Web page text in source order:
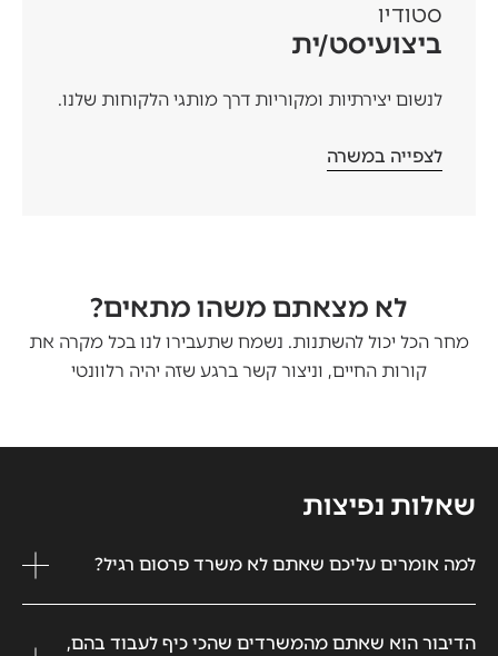
סטודיו
ביצועיסט/ית
לנשום יצירתיות ומקוריות דרך מותגי הלקוחות שלנו.
לצפייה במשרה
לא מצאתם משהו מתאים?
מחר הכל יכול להשתנות. נשמח שתעבירו לנו בכל מקרה את
קורות החיים, וניצור קשר ברגע שזה יהיה רלוונטי
שאלות נפיצות
למה אומרים עליכם שאתם לא משרד פרסום רגיל?
הדיבור הוא שאתם מהמשרדים שהכי כיף לעבוד בהם,